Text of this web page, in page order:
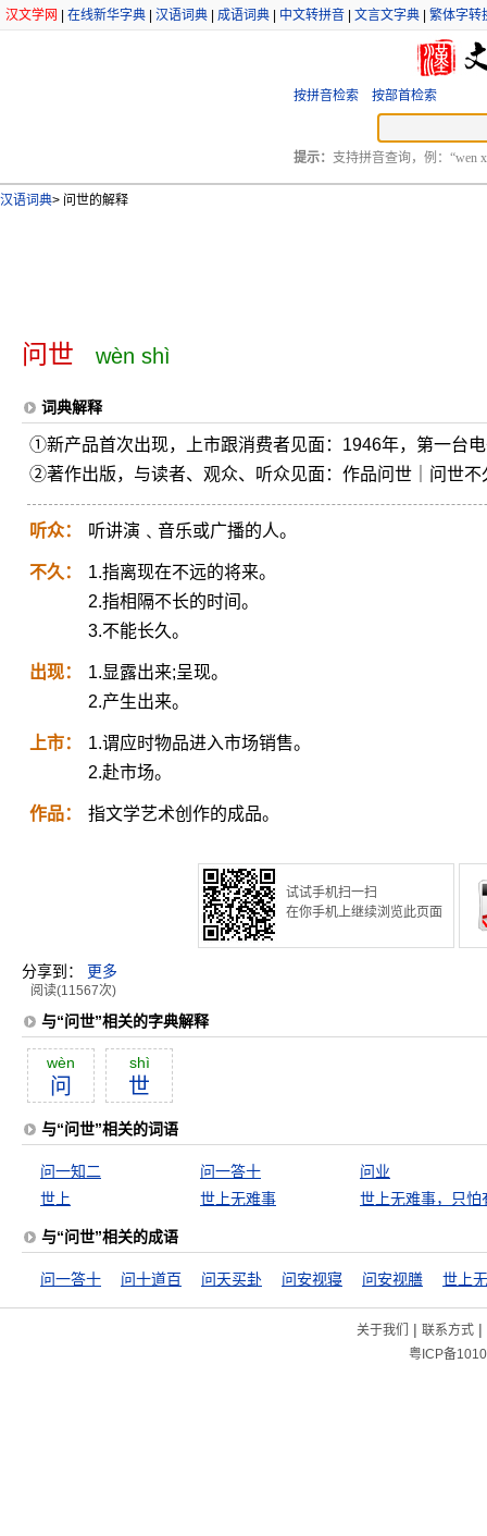
汉文学网 在线新华字典 汉语词典 成语词典 中文转拼音 文言文字典 繁体字转
按拼音检索 按部首检索
提示： 支持拼音查询，例：“wen
汉语词典> 问世的解释
问世 wèn shì
词典解释
①新产品首次出现，上市跟消费者见面：1946年，第一台
②著作出版，与读者、观众、听众见面：作品问世｜问世不
听众： 听讲演﹑音乐或广播的人。
不久：
1.指离现在不远的将来。
2.指相隔不长的时间。
3.不能长久。
出现：
1.显露出来;呈现。
2.产生出来。
上市：
1.谓应时物品进入市场销售。
2.赴市场。
作品： 指文学艺术创作的成品。
试试手机扫一扫
在你手机上继续浏览此页面
分享到： 更多
阅读(11567次)
与“问世”相关的字典解释
wèn
问
shì
世
与“问世”相关的词语
问一知二 问一答十
问业
世上
世上无难事
与“问世”相关的成语
问一答十 问十道百 问天买卦 问安视寝 问安视膳
关于我们 | 联系方式|
粤ICP备